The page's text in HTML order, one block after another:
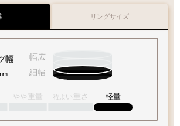
幅
幅広
細幅
やや 重量 程よい 重さ 軽量
リングサイズ